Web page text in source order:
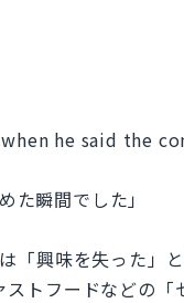
he said the
た瞬間でした」
興味を失った」と
トフードなどの「